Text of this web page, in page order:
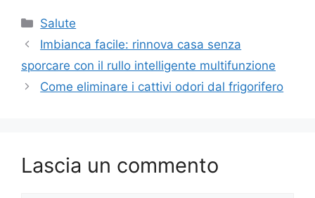
Categorie
Salute
Imbianca facile: rinnova casa senza
sporcare con il rullo intelligente multifunzione
Come eliminare i cattivi odori dal frigorifero
Lascia un commento